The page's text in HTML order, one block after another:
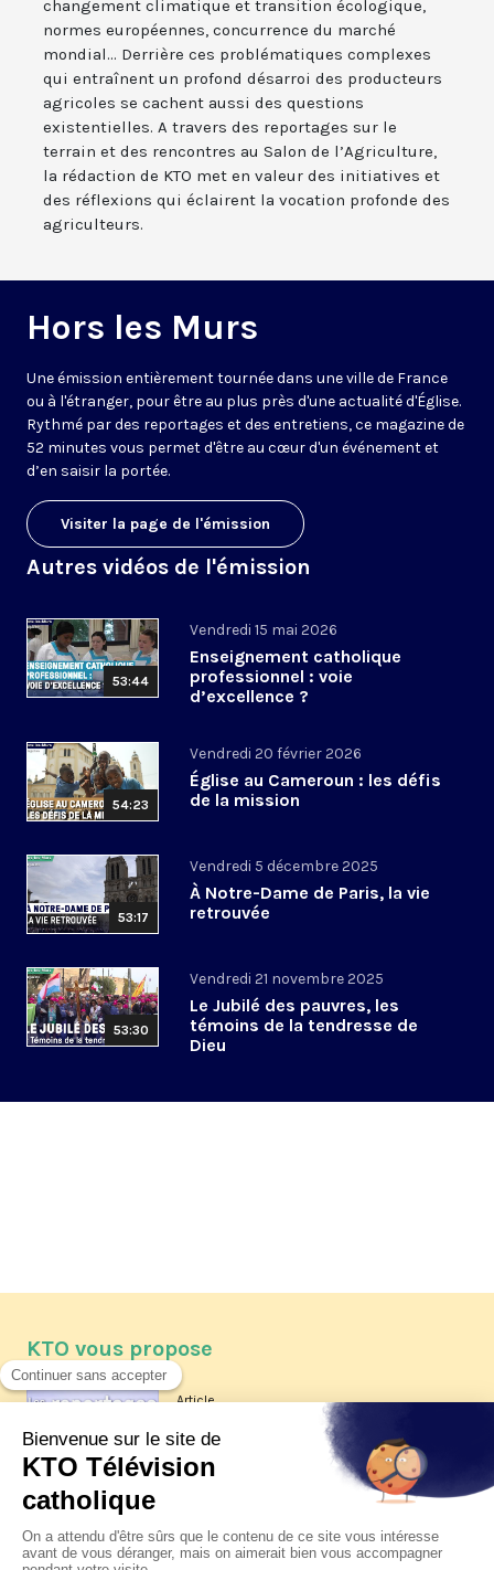
changement climatique et transition écologique,
normes européennes, concurrence du marché
mondial... Derrière ces problématiques complexes
qui entraînent un profond désarroi des producteurs
agricoles se cachent aussi des questions
existentielles. A travers des reportages sur le
terrain et des rencontres au Salon de l’Agriculture,
la rédaction de KTO met en valeur des initiatives et
des réflexions qui éclairent la vocation profonde des
agriculteurs.
Hors les Murs
Une émission entièrement tournée dans une ville de France
ou à l'étranger, pour être au plus près d'une actualité d'Église.
Rythmé par des reportages et des entretiens, ce magazine de
52 minutes vous permet d'être au cœur d'un événement et
d’en saisir la portée.
Visiter la page de l'émission
Autres vidéos de l'émission
53:44
Vendredi 15 mai 2026
Enseignement catholique
professionnel : voie
d’excellence ?
54:23
Vendredi 20 février 2026
Église au Cameroun : les défis
de la mission
53:17
Vendredi 5 décembre 2025
À Notre-Dame de Paris, la vie
retrouvée
53:30
Vendredi 21 novembre 2025
Le Jubilé des pauvres, les
témoins de la tendresse de
Dieu
KTO vous propose
Article
Les reportages d'été 2026 de KTO
La visite pastorale du pape Léon
XIV à Assise à suivre sur KTO le
jeudi 6 août